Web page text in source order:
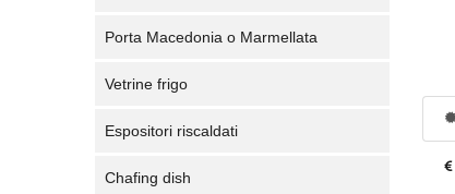
Porta Macedonia o Marmellata
Vetrine frigo
Espositori riscaldati
Chafing dish